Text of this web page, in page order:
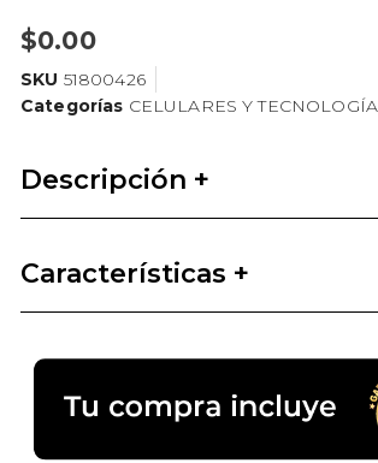
$0.00
SKU 51800426
Categorías CELULARES Y TECNOLOGÍA
Descripción +
Características +